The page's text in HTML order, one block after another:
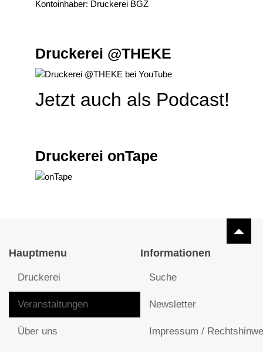
Kontoinhaber: Druckerei BGZ
Druckerei @THEKE
Jetzt auch als Podcast!
Druckerei onTape
Hauptmenu
Druckerei
Veranstaltungen
Über uns
Informationen
Suche
Newsletter
Impressum /